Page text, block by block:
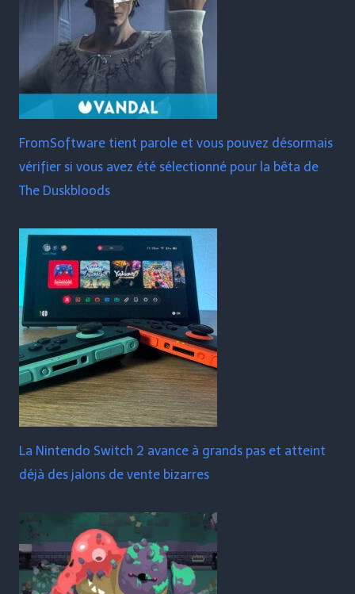
FromSoftware tient parole et vous pouvez désormais
vérifier si vous avez été sélectionné pour la bêta de
The Duskbloods
La Nintendo Switch 2 avance à grands pas et atteint
déjà des jalons de vente bizarres